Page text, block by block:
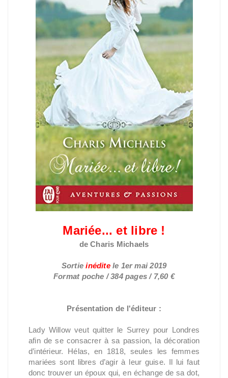
Mariée... et libre !
de Charis Michaels
Sortieinédite le 1er mai 2019
Format poche / 384 pages / 7,60 €
Présentation de l'éditeur :
Lady Willow veut quitter le Surrey pour Londres
afin de se consacrer à sa passion, la décoration
d’intérieur. Hélas, en 1818, seules les femmes
mariées sont libres d’agir à leur guise. Il lui faut
donc trouver un époux qui, en échange de sa dot,